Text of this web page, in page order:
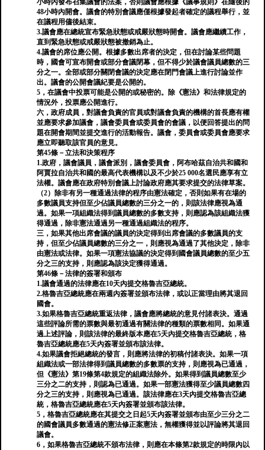
小時內發布召集議會的法案，否則議會應根據《議事規則》在隨後的
48小時內開會。議會的特別會議應僅根據發起者確定的議程舉行，並
在議程用儘後結束。
3.議會應在總統宣布緊急狀態或戒嚴狀態時開會。議會應繼續工作，
直到緊急狀態或戒嚴狀態被撤銷為止。
4.議會的席位應公開。根據多數出席者的決定，但在討論某些問題
時，國會可宣布開會或部分會議閉幕，但不得少於議會議員總數的三
分之一。全部或部分關閉會議的決定應在閉門會議上進行討論並作
出。議會的公開會議紀要是公開的。
5，在議會中投票可能是公開的或秘密的。除《憲法》和法律規定的
情況外，投票應公開進行。
六，政府成員，對議會負責的官員或對議會負責的機構的首長應有權
並應要求參加議會，議會委員會或委員會的會議，以便回答提出的問
題在開會期間並提交進行的活動報告。議會，委員會或委員會應要求
應立即聽取該官員的意見。
第45條－立法和決策程序
1.政府，議會議員，議會派別，議會委員會，阿布哈茲自治共和國和
阿賈拉自治共和國的最高代表機構以及不少於25 000名選民應享有立
法權。議會應在政府特別會議上討論政府應其要求提交的法律草案。
（2）除非有另一種通過法律的程序由憲法確定，否則如果有在場的
多數議員支持但至少佔議員總數的三分之一的，則該法律應視為通
過。如果一項組織法得到議員總數的多數支持，則應認為該組織法獲
得通過，除非憲法通過另一種通過組織法的程序。
三，如果其他出席會議的議員的決定得到出席會議的多數議員的支
持，但至少佔議員總數的三分之一，則應視為通過了其他決定，除非
由憲法或法律。如果一項憲法協議的決定得到國會議員總數的至少五
分之三的支持，則應認為該決定獲得通過。
第46條－法律的簽署和頒布
1.議會通過的法律應在10天內提交格魯吉亞總統。
2.格魯吉亞總統應在兩週內簽署並頒布法律，或以正當理由將其退回
國會。
3.如果格魯吉亞總統重返法律，議會應將總統的意見付諸表決。通過
這些評論所需的票數與最初通過有關法律的種類的票數相同。如果通
過上述評論，則該法律的最終版本應在5天內提交格魯吉亞總統，格
魯吉亞總統應在5天內簽署並頒布該法律。
4.如果議會拒絕總統的發言，則應將法律的初稿付諸表決。如果一項
組織法或一部法律得到議員總數的多數票的支持，則應視為已通過，
但《憲法》第19條第4款規定的組織法除外。如果得到議員總數至少
三分之二的支持，則認為已通過。如果一部憲法獲得至少議員總數四
分​​之三的支持，則應視為已通過。該法律應在3天內提交格魯吉亞總
統，格魯吉亞總統應在5天內簽署並頒布該法律。
5，格魯吉亞總統應在其提交之日起5天內簽署並頒布由至少三分之二
的國會議員多數通過的憲法修正案憲法，無權獲得並以評論將其退回
議會。
6，如果格魯吉亞總統不頒布法律，則應在本條第2款規定的時限內以